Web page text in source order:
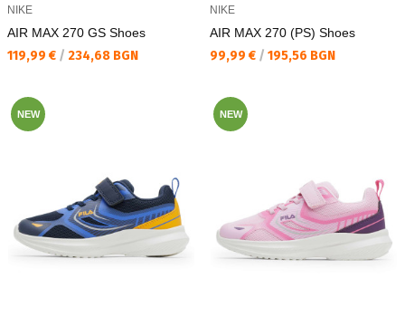
NIKE
AIR MAX 270 GS Shoes
Текуща цена:
119,99 € / 234,68 BGN
NIKE
AIR MAX 270 (PS) Shoes
Текуща цена:
99,99 € / 195,56 BGN
NEW NEW